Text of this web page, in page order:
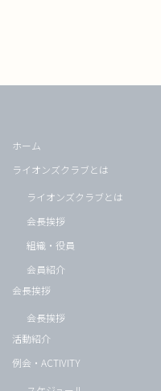
ホーム
ライオンズクラブとは
ライオンズクラブとは
会長挨拶
組織・役員
会員紹介
会長挨拶
会長挨拶
活動紹介
例会・ACTIVITY